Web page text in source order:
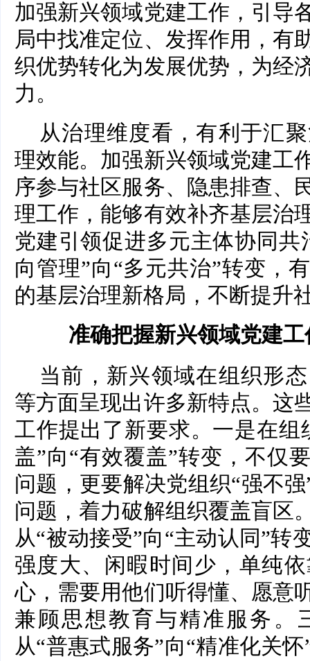
加强新兴领域党建工作，引导
局中找准定位、发挥作用，有
织优势转化为发展优势，为经
力。
从治理维度看，有利于汇
理效能。加强新兴领域党建工
序参与社区服务、隐患排查、
理工作，能够有效补齐基层治
党建引领促进多元主体协同共
向管理”向“多元共治”转变，
的基层治理新格局，不断提升
准确把握新兴领域党建
当前，新兴领域在组织形
等方面呈现出许多新特点。这
工作提出了新要求。一是在组
盖”向“有效覆盖”转变，不仅
问题，更要解决党组织“强不
问题，着力破解组织覆盖盲区
从“被动接受”向“主动认同”转
强度大、闲暇时间少，单纯
心，需要用他们听得懂、愿意
兼顾思想教育与精准服务。
从“普惠式服务”向“精准化关